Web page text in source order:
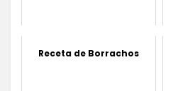
Receta de Borrachos